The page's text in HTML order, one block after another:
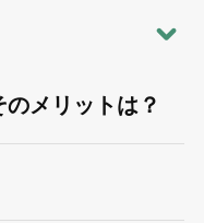
のメリットは？